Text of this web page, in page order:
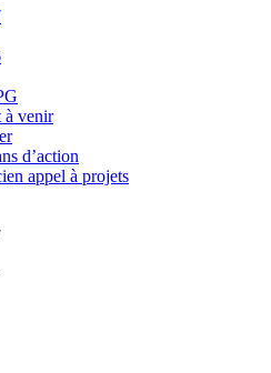
à venir
d’action
appel à projets